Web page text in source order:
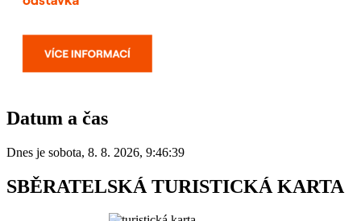
Datum a čas
Dnes je sobota, 8. 8. 2026, 9:46:39
SBĚRATELSKÁ TURISTICKÁ KARTA